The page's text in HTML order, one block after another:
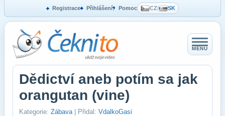
Registrace Přihlášení Pomoc CZ/ SK
MENU
Dědictví aneb potím sa jak
orangutan (vine)
Kategorie: Zábava | Přidal: VdalkoGasi